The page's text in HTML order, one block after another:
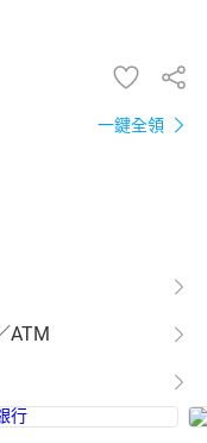
一鍵全領
ATM